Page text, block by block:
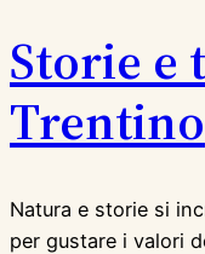
Storie e
Trentino
Natura e storie si
per gustare i valori